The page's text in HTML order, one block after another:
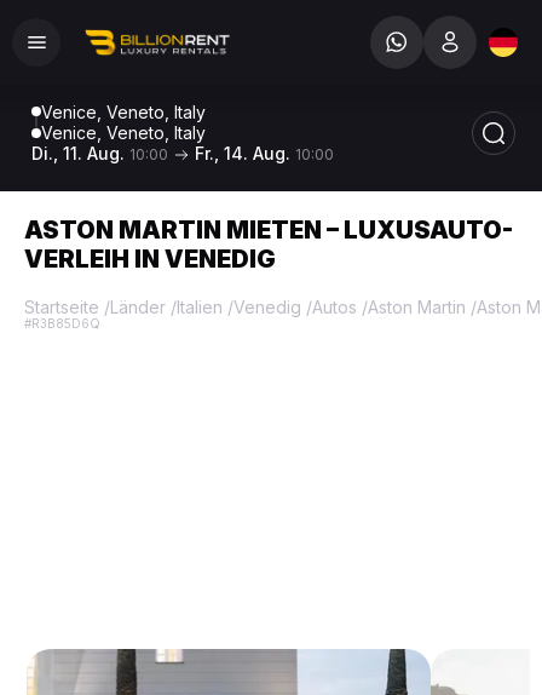
Venice, Veneto, Italy
Venice, Veneto, Italy
Di., 11. Aug. 10:00 Fr., 14. Aug. 10:00
ASTON MARTIN MIETEN – LUXUSAUTO-
VERLEIH IN VENEDIG
Startseite /Länder /Italien /Venedig /Autos /Aston Martin /Aston
#R3B85D6Q